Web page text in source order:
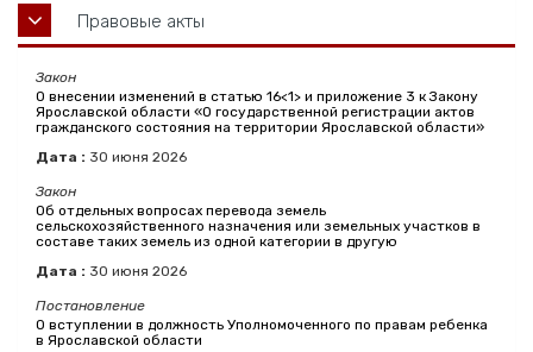
Правовые акты
Закон
О внесении изменений в статью 16<1> и приложение 3 к Закону
Ярославской области «О государственной регистрации актов
гражданского состояния на территории Ярославской области»
Дата : 30 июня 2026
Закон
Об отдельных вопросах перевода земель
сельскохозяйственного назначения или земельных участков в
составе таких земель из одной категории в другую
Дата : 30 июня 2026
Постановление
О вступлении в должность Уполномоченного по правам ребенка
в Ярославской области